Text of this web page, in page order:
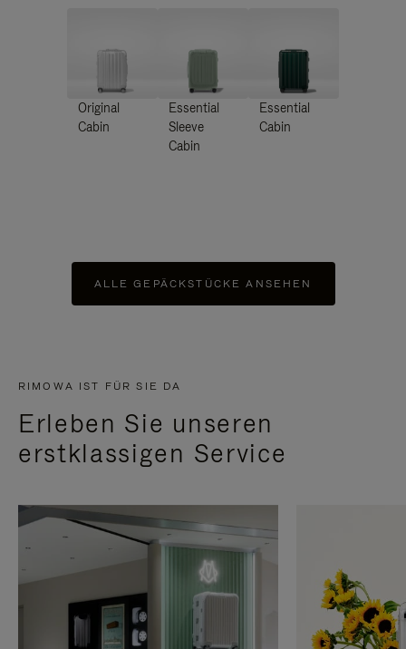
Original
Cabin
Essential
Sleeve
Cabin
Essential
Cabin
ALLE GEPÄCKSTÜCKE ANSEHEN
RIMOWA IST FÜR SIE DA
Erleben Sie unseren
erstklassigen Service